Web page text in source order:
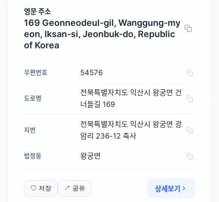
영문 주소
169 Geonneodeul-gil, Wanggung-my
eon, Iksan-si, Jeonbuk-do, Republic
of Korea
우편번호 54576
도로명
전북특별자치도 익산시 왕궁면 건
너들길 169
지번
전북특별자치도 익산시 왕궁면 광
암리 236-12 축사
법정동 왕궁면
♡ 저장 ↗ 공유 상세보기